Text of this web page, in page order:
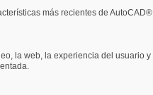
más recientes de
la web, la experiencia del usuario